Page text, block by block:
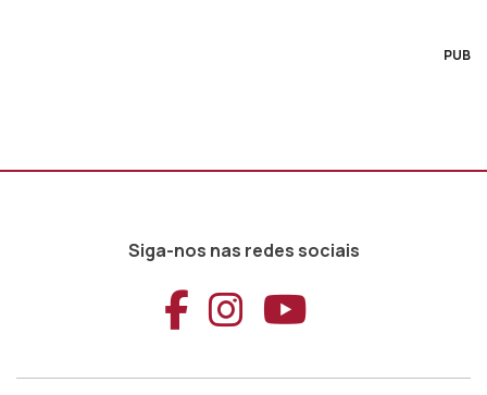
PUB
Siga-nos nas redes sociais
Aceder ao
Aceder ao
Aceder